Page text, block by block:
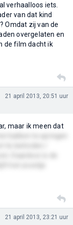
verhaalloos iets.
van dat kind
Omdat zij van de
overgelaten en
de film dacht ik
21 april 2013, 20:51 uur
maar ik meen dat
21 april 2013, 23:21 uur